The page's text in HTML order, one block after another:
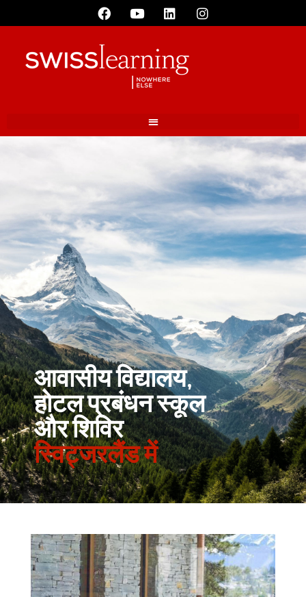
आवासीय विद्यालय,
होटल प्रबंधन स्कूल
और शिविर
स्विट्जरलैंड में